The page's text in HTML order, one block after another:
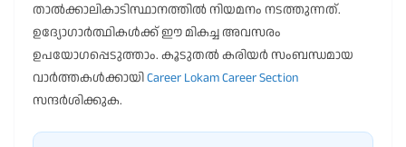
താൽക്കാലികാടിസ്ഥാനത്തിൽ നിയമനം നടത്തുന്നത്.
ഉദ്യോഗാർത്ഥികൾക്ക് ഈ മികച്ച അവസരം
ഉപയോഗപ്പെടുത്താം. കൂടുതൽ കരിയർ സംബന്ധമായ
വാർത്തകൾക്കായിCareer Lokam Career Section
സന്ദർശിക്കുക.